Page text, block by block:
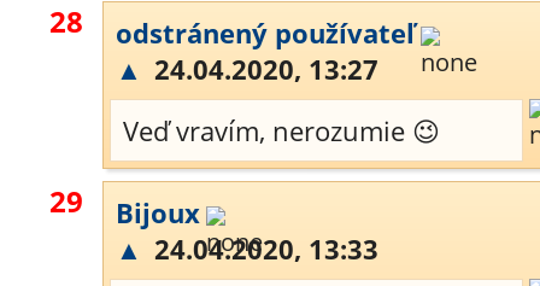
28
odstránený používateľ
▲ 24.04.2020, 13:27
Veď vravím, nerozumie 😉
29
Bijoux
▲ 24.04.2020, 13:33